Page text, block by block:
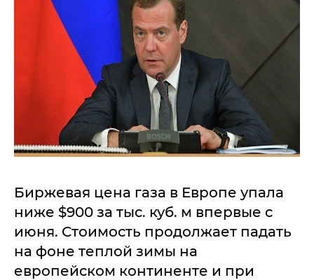
Биржевая цена газа в Европе упала
ниже $900 за тыс. куб. м впервые с
июня. Стоимость продолжает падать
на фоне теплой зимы на
европейском континенте и при